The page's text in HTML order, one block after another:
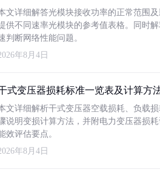
文详细解答光模块接收功率的正常范围
供不同速率光模块的参考值表格。同时
判断网络性能问题。
年8月4日
式变压器损耗标准一览表及计算方
文详细解析干式变压器空载损耗、负载
说明变损计算方法，并附电力变压器损
效评估要点。
年8月4日